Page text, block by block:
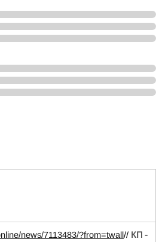
news/7113483/?from=twall// КП -